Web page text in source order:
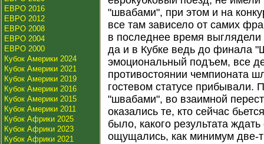
ЕВРО 2016
ЕВРО 2012
ЕВРО 2008
ЕВРО 2004
ЕВРО 2000
Кубок Америки 2024
Кубок Америки 2021
Кубок Америки 2019
Кубок Америки 2016
Кубок Америки 2015
Кубок Америки 2011
Кубок Африки 2025
Кубок Африки 2023
Кубок Африки 2021
"швабами", при этом и на
все там зависело от самих
в последнее время
да и в Кубке ведь до финала
эмоциональный подъем, все
противостоянии чемпионата
гостевом статусе прибывали.
"швабами", во взаимной
оказались те, кто сейчас
было, какого результата
ощущались, как минимум две-